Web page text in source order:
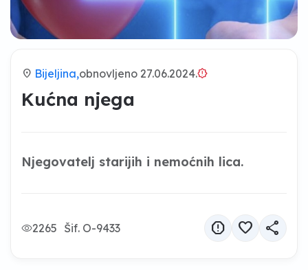
location_on Bijeljina,obnovljeno 27.06.2024.brightness_alert
Kućna njega
Njegovatelj starijih i nemoćnih lica.
2265 Šif. O-9433 report favorite share